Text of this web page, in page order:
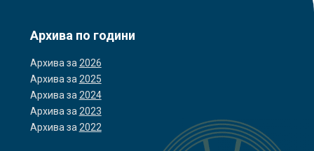
Архива по години
Архива за2026
Архива за2025
Архива за2024
Архива за2023
Архива за2022